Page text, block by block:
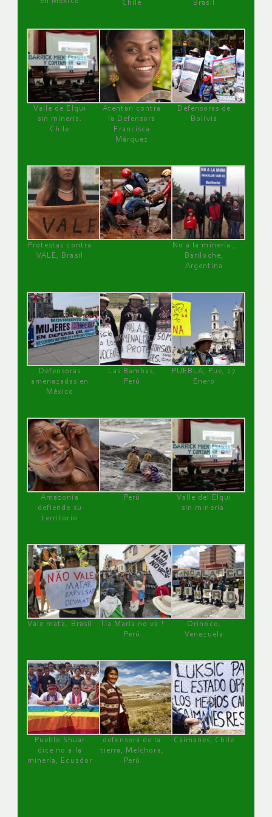
Chile
Brasil
Valle de Elqui
sin minería.
Chile
Atentan contra
la Defensora
Francisca
Márquez
Defensoras de
Bolivia
Protestas contra
VALE, Brasil
No a la minería ,
Bariloche,
Argentina
Defensoras
amenazadas en
México
Las Bambas,
Perú
PUEBLA, Pue, 27
Enero
Amazonía
defiende su
territorio
Perú
Valle del Elqui
sin minería.
Vale mata, Brasil
Tía María no va !
Perú
Orinoco,
Venezuela
Pueblo Shuar
dice no a la
minería, Ecuador
defensora de la
tierra, Melchora,
Perú
Caimanes, Chile